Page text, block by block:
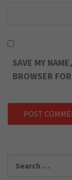
SAVE MY
BROWSER
for: